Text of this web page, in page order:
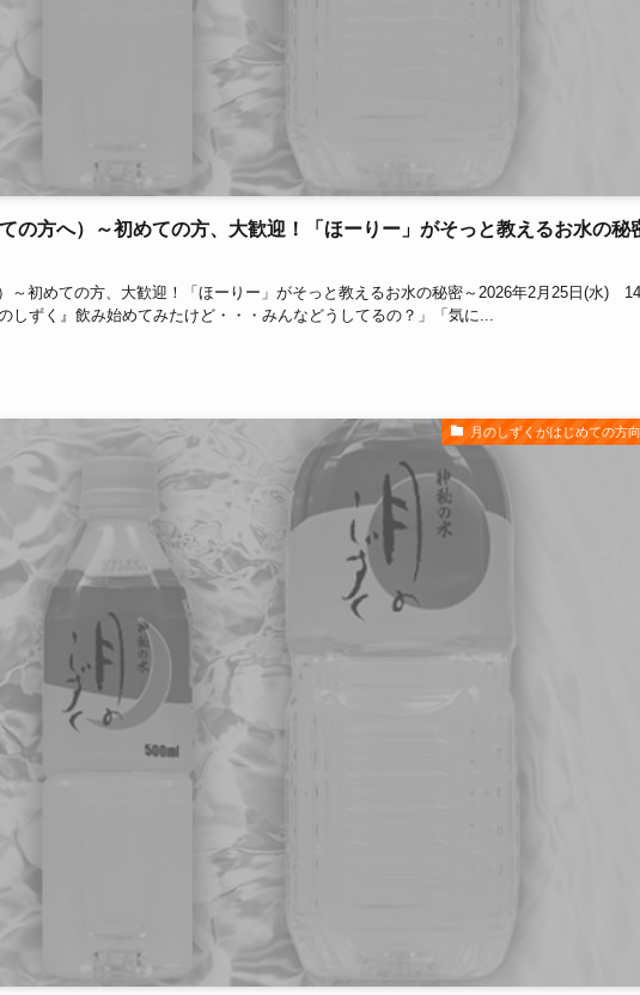
の方へ）～初めての方、大歓迎！「ほーりー」がそっと教えるお水の秘
～初めての方、大歓迎！「ほーりー」がそっと教えるお水の秘密～2026年2月25日(水)
ずく』飲み始めてみたけど・・・みんなどうしてるの？」「気に...
月のしずくがはじめての方